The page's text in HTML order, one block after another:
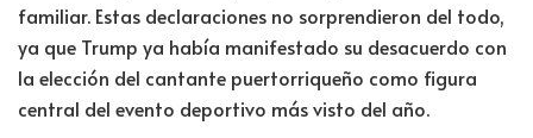
familiar. Estas declaraciones no sorprendieron del todo,
ya que Trump ya había manifestado su desacuerdo con
la elección del cantante puertorriqueño como figura
central del evento deportivo más visto del año.